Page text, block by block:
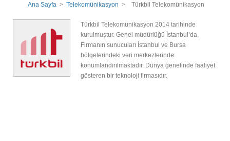
Ana Sayfa> Telekomünikasyon > Türkbil Telekomünikasyon
Türkbil Telekomünikasyon 2014 tarihinde
kurulmuştur. Genel müdürlüğü İstanbul’da,
Firmanın sunucuları İstanbul ve Bursa
bölgelerindeki veri merkezlerinde
konumlandırılmaktadır. Dünya genelinde faaliyet
gösteren bir teknoloji firmasıdır.